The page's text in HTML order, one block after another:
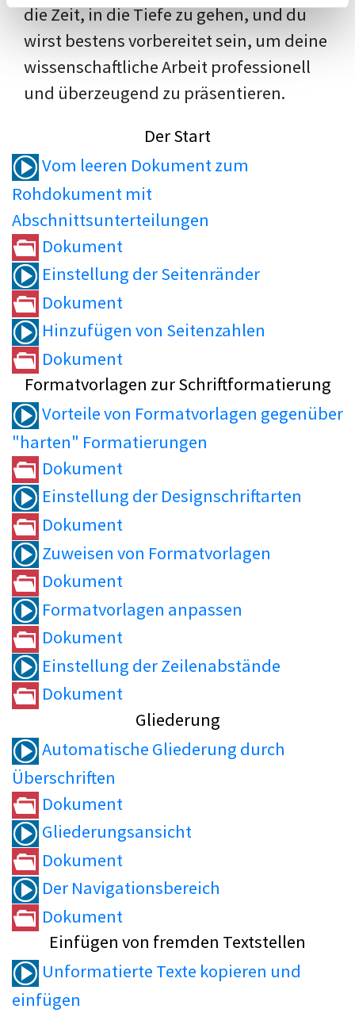
die Zeit, in die Tiefe zu gehen, und du
wirst bestens vorbereitet sein, um deine
wissenschaftliche Arbeit professionell
und überzeugend zu präsentieren.
Der Start
Vom leeren Dokument zum
Rohdokument mit
Abschnittsunterteilungen
Dokument
Einstellung der Seitenränder
Dokument
Hinzufügen von Seitenzahlen
Dokument
Formatvorlagen zur Schriftformatierung
Vorteile von Formatvorlagen gegenüber
"harten" Formatierungen
Dokument
Einstellung der Designschriftarten
Dokument
Zuweisen von Formatvorlagen
Dokument
Formatvorlagen anpassen
Dokument
Einstellung der Zeilenabstände
Dokument
Gliederung
Automatische Gliederung durch
Überschriften
Dokument
Gliederungsansicht
Dokument
Der Navigationsbereich
Dokument
Einfügen von fremden Textstellen
Unformatierte Texte kopieren und
einfügen